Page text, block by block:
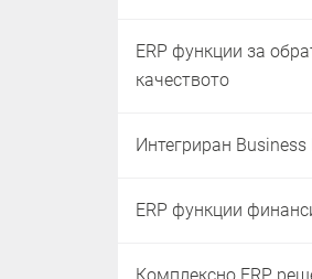
ERP функции за
качеството
Интегриран
ERP функции